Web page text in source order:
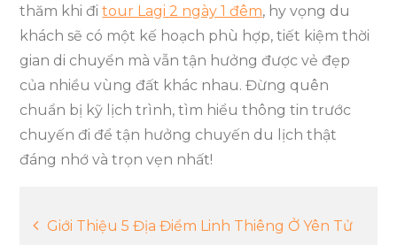
thăm khi đitour Lagi 2 ngày 1 đêm, hy vọng du
khách sẽ có một kế hoạch phù hợp, tiết kiệm thời
gian di chuyển mà vẫn tận hưởng được vẻ đẹp
của nhiều vùng đất khác nhau. Đừng quên
chuẩn bị kỹ lịch trình, tìm hiểu thông tin trước
chuyến đi để tận hưởng chuyến du lịch thật
đáng nhớ và trọn vẹn nhất!
Điều
Giới Thiệu 5 Địa Điểm Linh Thiêng Ở Yên Tử